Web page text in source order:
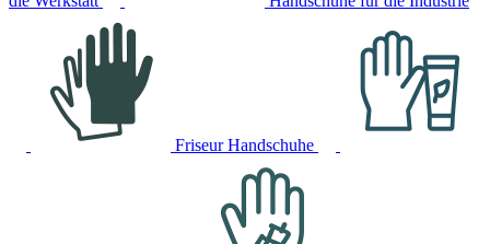
Friseur Handschuhe